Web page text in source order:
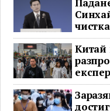
Китай
Китай